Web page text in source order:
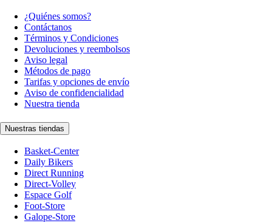
¿Quiénes somos?
Contáctanos
Términos y Condiciones
Devoluciones y reembolsos
Aviso legal
Métodos de pago
Tarifas y opciones de envío
Aviso de confidencialidad
Nuestra tienda
Nuestras tiendas
Basket-Center
Daily Bikers
Direct Running
Direct-Volley
Espace Golf
Foot-Store
Galope-Store